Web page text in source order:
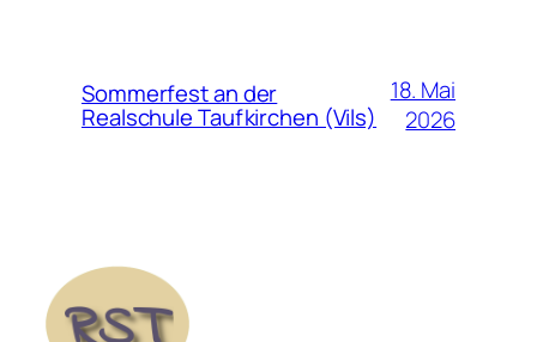
Sommerfest an der
Realschule Taufkirchen (Vils)
18. Mai
2026